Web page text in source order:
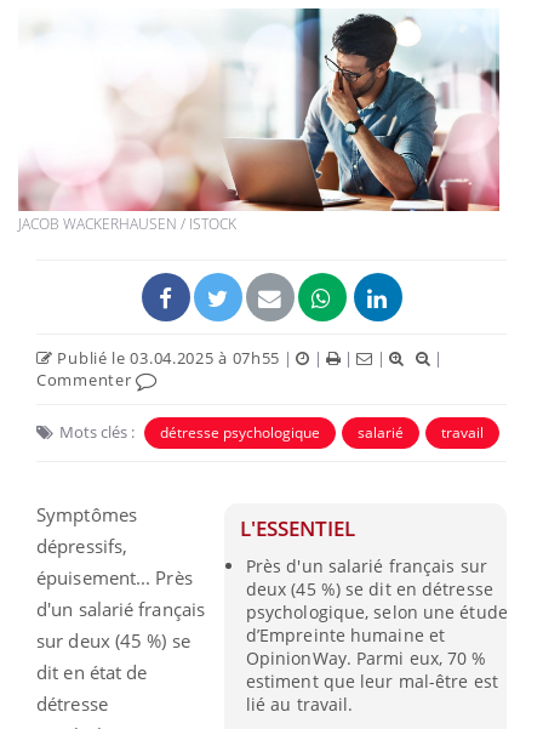
JACOB WACKERHAUSEN / ISTOCK
Publié le 03.04.2025 à 07h55 | | | |
|
Commenter
Mots clés : détresse psychologique salarié travail
L'ESSENTIEL
Près d'un salarié français sur
deux (45 %) se dit en détresse
psychologique, selon une étude
d’Empreinte humaine et
OpinionWay. Parmi eux, 70 %
estiment que leur mal-être est
lié au travail.
Symptômes
dépressifs,
épuisement... Près
d'un salarié français
sur deux (45 %) se
dit en état de
détresse